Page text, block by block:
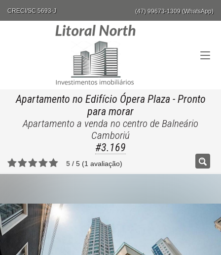
CRECI/SC 5693-J (47) 99673-1309 (WhatsApp)
Apartamento no Edifício Ópera Plaza - Pronto
para morar
Apartamento a venda no centro de Balneário
Camboriú
#3.169
5 / 5 (1 avaliação)